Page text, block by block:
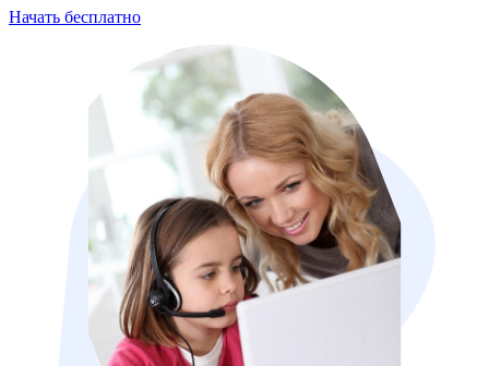
Начать бесплатно